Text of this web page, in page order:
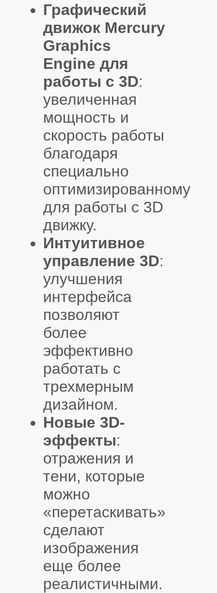
Графический
движок Mercury
Graphics
Engine для
работы с 3D:
увеличенная
мощность и
скорость работы
благодаря
специально
оптимизированному
для работы с 3D
движку.
Интуитивное
управление 3D:
улучшения
интерфейса
позволяют
более
эффективно
работать с
трехмерным
дизайном.
Новые 3D-
эффекты:
отражения и
тени, которые
можно
«перетаскивать»
сделают
изображения
еще более
реалистичными.